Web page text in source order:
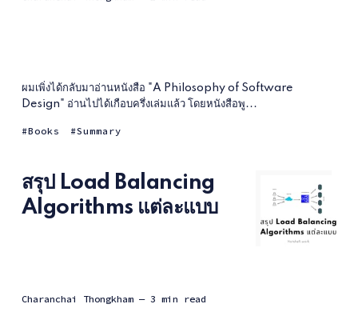
ผมเพิ่งได้กลับมาอ่านหนังสือ "A Philosophy of Software
Design" อ่านไปได้เกือบครึ่งเล่มแล้ว โดยหนังสือพู...
Books Summary
สรุป Load Balancing
Algorithms แต่ละแบบ
Charanchai Thongkham — 3 min read